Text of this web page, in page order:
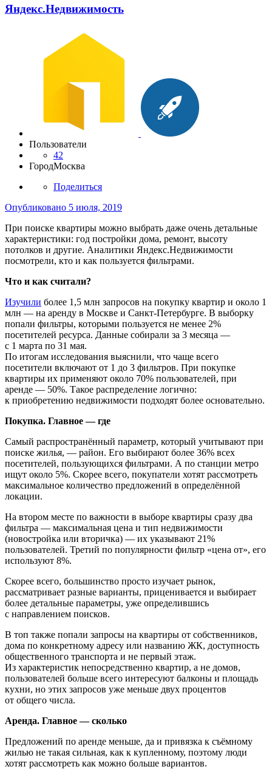
Яндекс.Недвижимость
Пользователи
42
ГородМосква
Поделиться
Опубликовано 5 июля, 2019
При поиске квартиры можно выбрать даже очень детальные
характеристики: год постройки дома, ремонт, высоту
потолков и другие. Аналитики Яндекс.Недвижимости
посмотрели, кто и как пользуется фильтрами.
Что и как считали?
Изучили более 1,5 млн запросов на покупку квартир и около 1
млн — на аренду в Москве и Санкт-Петербурге. В выборку
попали фильтры, которыми пользуется не менее 2%
посетителей ресурса. Данные собирали за 3 месяца —
с 1 марта по 31 мая.
По итогам исследования выяснили, что чаще всего
посетители включают от 1 до 3 фильтров. При покупке
квартиры их применяют около 70% пользователей, при
аренде — 50%. Такое распределение логично:
к приобретению недвижимости подходят более основательно.
Покупка. Главное — где
Самый распространённый параметр, который учитывают при
поиске жилья, — район. Его выбирают более 36% всех
посетителей, пользующихся фильтрами. А по станции метро
ищут около 5%. Скорее всего, покупатели хотят рассмотреть
максимальное количество предложений в определённой
локации.
На втором месте по важности в выборе квартиры сразу два
фильтра — максимальная цена и тип недвижимости
(новостройка или вторичка) — их указывают 21%
пользователей. Третий по популярности фильтр «цена от», его
используют 8%.
Скорее всего, большинство просто изучает рынок,
рассматривает разные варианты, приценивается и выбирает
более детальные параметры, уже определившись
с направлением поисков.
В топ также попали запросы на квартиры от собственников,
дома по конкретному адресу или названию ЖК, доступность
общественного транспорта и не первый этаж.
Из характеристик непосредственно квартир, а не домов,
пользователей больше всего интересуют балконы и площадь
кухни, но этих запросов уже меньше двух процентов
от общего числа.
Аренда. Главное — сколько
Предложений по аренде меньше, да и привязка к съёмному
жилью не такая сильная, как к купленному, поэтому люди
хотят рассмотреть как можно больше вариантов.